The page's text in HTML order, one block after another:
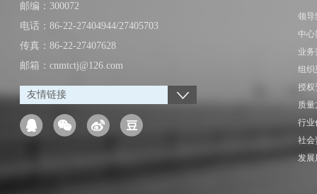
邮编：300072
电话：86-22-27404944/27405703
传真：86-22-27407628
邮箱：cnmtctj@126.com
友情链接
领导
中心
业务
组织
授权
质量
行业
社会
发展